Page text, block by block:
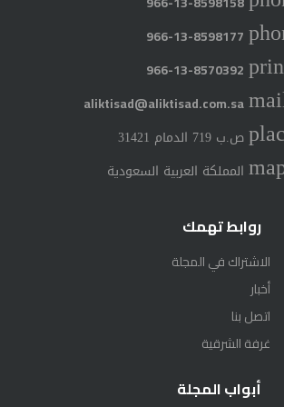
966-13-8598177
966-13-8570392
aliktisad@aliktisad.com.sa
ص.ب 719 الدمام 31421
المملكة العربية السعودية
روابط تهمك
الاشتراك في المجلة
أخبار
اتصل بنا
غرفة الشرقية
أبواب المجلة